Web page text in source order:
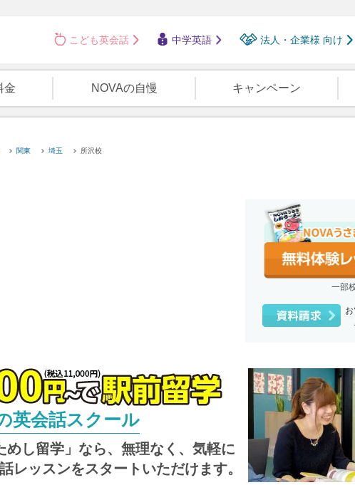
こども英会話 中学英語 法人・企業様 向け
金 NOVAの自慢 キャンペーン
関東 埼玉 所沢校
一部
英会話スクール
めし留学」なら、無理なく、気軽に
レッスンをスタートいただけます。